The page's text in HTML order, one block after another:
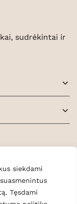
siekdami
Tęsdami
sudrėkintai ir